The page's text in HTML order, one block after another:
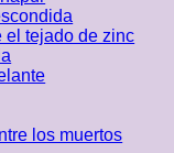
el tejado de zinc
los muertos